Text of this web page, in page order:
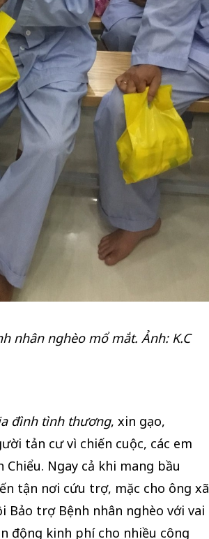
nhân nghèo mổ mắt. Ảnh: K.C
đình tình thương, xin gạo,
tản cư vì chiến cuộc, các em
Ngay cả khi mang bầu
tận nơi cứu trợ, mặc cho ông xã
Bảo trợ Bệnh nhân nghèo với vai
động kinh phí cho nhiều công